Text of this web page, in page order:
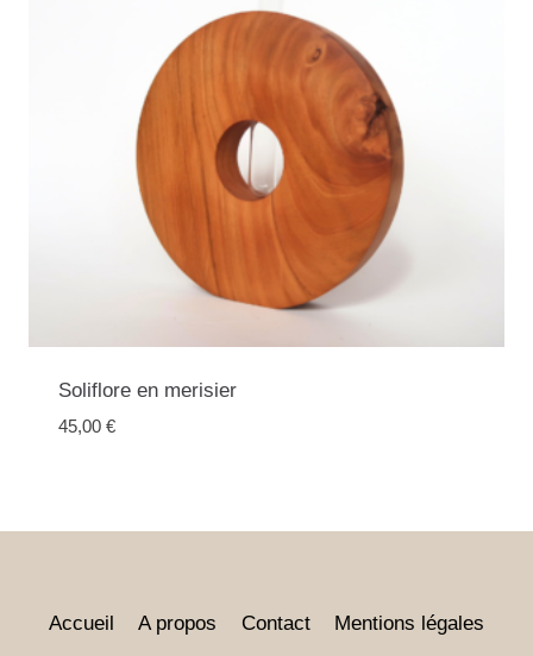
Soliflore en merisier
45,00 €
Accueil A propos Contact
Mentions légales